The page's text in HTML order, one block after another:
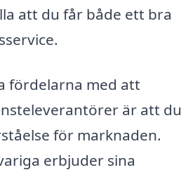
att du får både ett bra
fördelarna med att
är att du
för marknaden.
erbjuder sina